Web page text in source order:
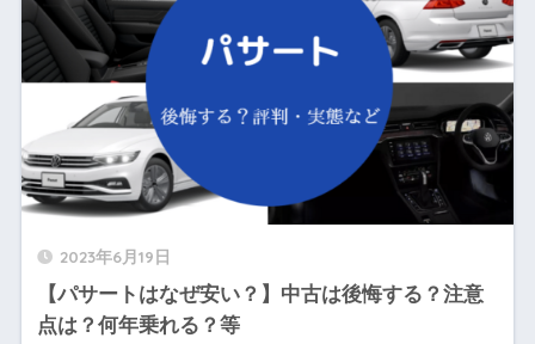
2023年6月19日
【パサートはなぜ安い？】中古は後悔する？注意
点は？何年乗れる？等